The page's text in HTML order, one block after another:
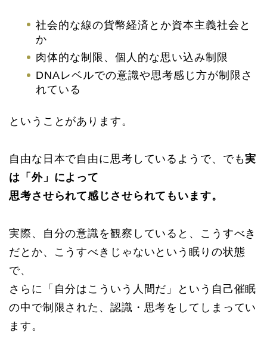
社会的な線の貨幣経済とか資本主義社会と
か
肉体的な制限、個人的な思い込み制限
DNAレベルでの意識や思考感じ方が制限さ
れている
ということがあります。
自由な日本で自由に思考しているようで、でも実
は「外」によって
思考させられて感じさせられてもいます。
実際、自分の意識を観察していると、こうすべき
だとか、こうすべきじゃないという眠りの状態
で、
さらに「自分はこういう人間だ」という自己催眠
の中で制限された、認識・思考をしてしまってい
ます。